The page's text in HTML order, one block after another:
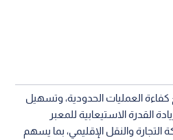
العمليات الحدودية، وتسهيل
القدرة الاستيعابية للمعبر
التجارة والنقل الإقليمي، بما يسهم